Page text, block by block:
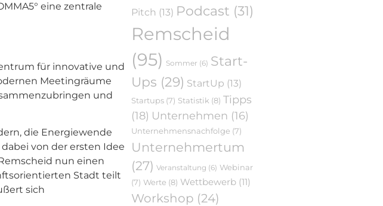
eine zentrale
für innovative und
Meetingräume
und
die Energiewende
von der ersten Idee
nun einen
Stadt teilt
sich
Pitch (13) Podcast (31)
Remscheid
(95) Sommer (6) Start-
Ups (29) StartUp (13)
Startups (7) Statistik (8) Tipps
(18) Unternehmen (16)
Unternehmensnachfolge (7)
Unternehmertum
(27) Veranstaltung (6) Webinar
(7) Werte (8) Wettbewerb (11)
Workshop (24)